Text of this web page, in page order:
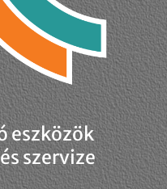
eszközök
szervize